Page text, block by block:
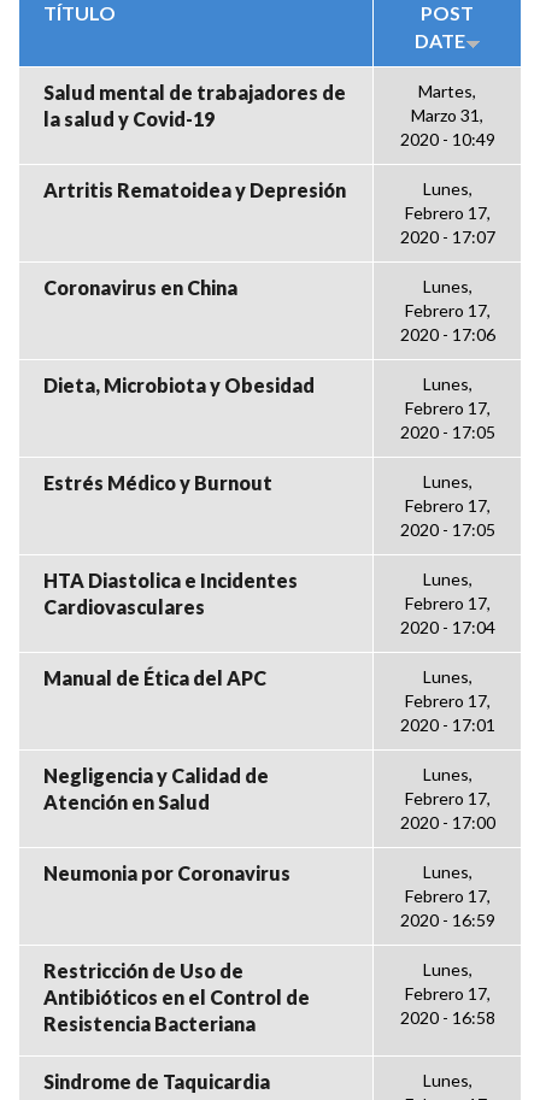
TÍTULO
POST
DATE
Salud mental de trabajadores de
la salud y Covid-19
Martes,
Marzo 31,
2020 - 10:49
Artritis Rematoidea y Depresión
Lunes,
Febrero 17,
2020 - 17:07
Coronavirus en China
Lunes,
Febrero 17,
2020 - 17:06
Dieta, Microbiota y Obesidad
Lunes,
Febrero 17,
2020 - 17:05
Estrés Médico y Burnout
Lunes,
Febrero 17,
2020 - 17:05
HTA Diastolica e Incidentes
Cardiovasculares
Lunes,
Febrero 17,
2020 - 17:04
Manual de Ética del APC
Lunes,
Febrero 17,
2020 - 17:01
Negligencia y Calidad de
Atención en Salud
Lunes,
Febrero 17,
2020 - 17:00
Neumonia por Coronavirus
Lunes,
Febrero 17,
2020 - 16:59
Restricción de Uso de
Antibióticos en el Control de
Resistencia Bacteriana
Lunes,
Febrero 17,
2020 - 16:58
Sindrome de Taquicardia
Lunes,